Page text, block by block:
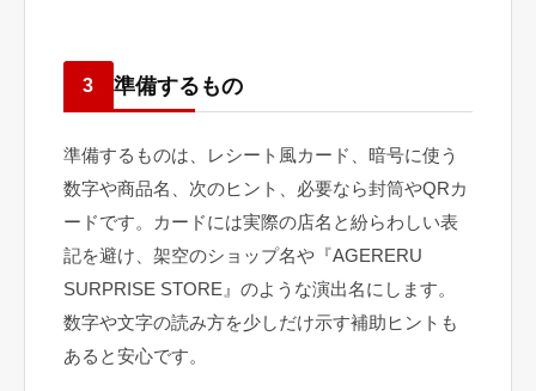
3 準備するもの
準備するものは、レシート風カード、暗号に使う
数字や商品名、次のヒント、必要なら封筒やQRカ
ードです。カードには実際の店名と紛らわしい表
記を避け、架空のショップ名や『AGERERU
SURPRISE STORE』のような演出名にします。
数字や文字の読み方を少しだけ示す補助ヒントも
あると安心です。